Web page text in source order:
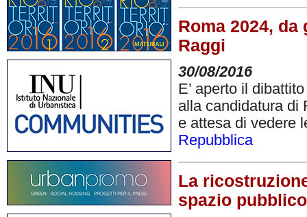
Roma 2024,
Raggi
30/08/2016
E’ aperto il
alla candidatura di
e attesa di vedere
Repubblica
La
spazio pubblico